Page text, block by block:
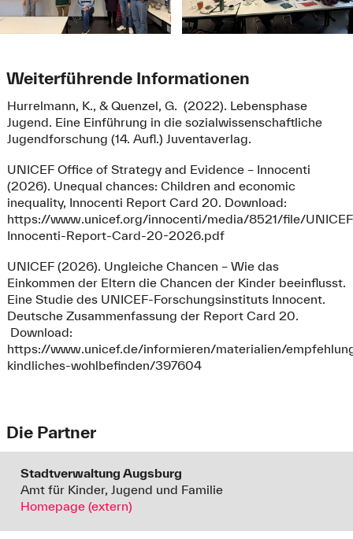
Weiterführende Informationen
Hurrelmann, K., & Quenzel, G. (2022). Lebensphase
Jugend. Eine Einführung in die sozialwissenschaftliche
Jugendforschung (14. Aufl.) Juventaverlag.
UNICEF Office of Strategy and Evidence – Innocenti
(2026). Unequal chances: Children and economic
inequality, Innocenti Report Card 20. Download:
https://www.unicef.org/innocenti/media/8521/file/
Innocenti-Report-Card-20-2026.pdf
UNICEF (2026). Ungleiche Chancen – Wie das
Einkommen der Eltern die Chancen der Kinder beeinflusst.
Eine Studie des UNICEF-Forschungsinstituts Innocent.
Deutsche Zusammenfassung der Report Card 20.
Download:
https://www.unicef.de/informieren/materialien/
kindliches-wohlbefinden/397604
Die Partner
Stadtverwaltung Augsburg
Amt für Kinder, Jugend und Familie
Homepage (extern)